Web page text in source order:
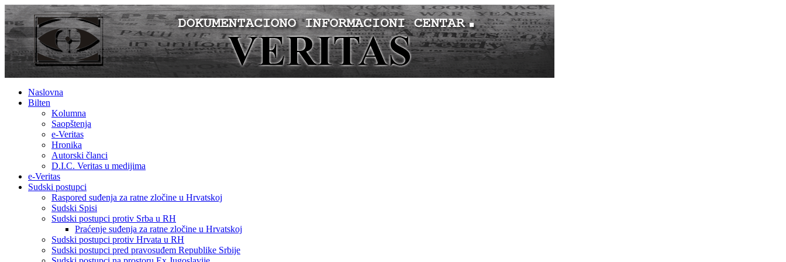
Naslovna
Bilten
Kolumna
Saopštenja
e-Veritas
Hronika
Autorski članci
D.I.C. Veritas u medijima
e-Veritas
Sudski postupci
Raspored suđenja za ratne zločine u Hrvatskoj
Sudski Spisi
Sudski postupci protiv Srba u RH
Praćenje suđenja za ratne zločine u Hrvatskoj
Sudski postupci protiv Hrvata u RH
Sudski postupci pred pravosuđem Republike Srbije